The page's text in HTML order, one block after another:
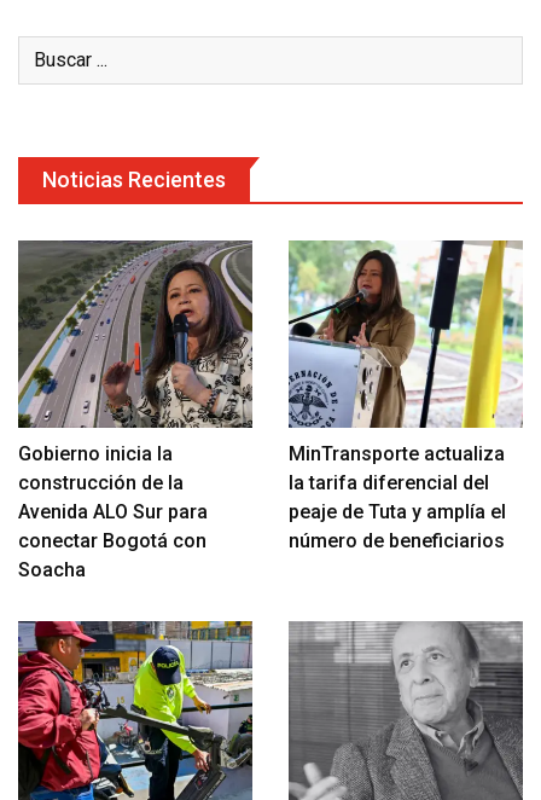
Noticias Recientes
Gobierno inicia la
construcción de la
Avenida ALO Sur para
conectar Bogotá con
Soacha
MinTransporte actualiza
la tarifa diferencial del
peaje de Tuta y amplía el
número de beneficiarios